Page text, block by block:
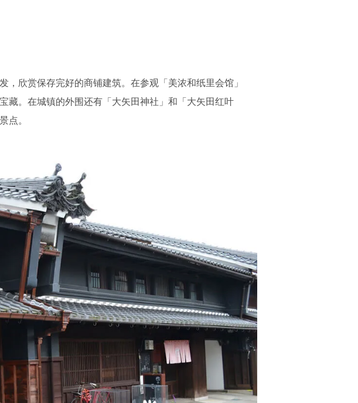
欣赏保存完好的商铺建筑。在参观「美浓和纸里会馆」
藏。在城镇的外围还有「大矢田神社」和「大矢田红叶
点。